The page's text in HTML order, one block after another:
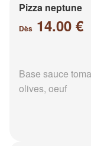
Pizza neptune
Dès 14.00 €
Base sauce
olives, oeuf